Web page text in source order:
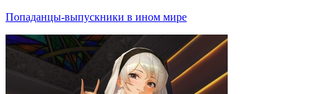
Попаданцы-выпускники в ином мире